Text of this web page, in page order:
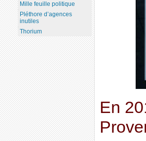
En
Mille feuille politique
Pléthore d’agences
inutiles
Thorium